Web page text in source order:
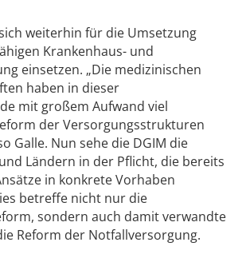
weiterhin für die Umsetzung
Krankenhaus- und
einsetzen. „Die medizinischen
haben in dieser
mit großem Aufwand viel
der Versorgungsstrukturen
Galle. Nun sehe die DGIM die
Ländern in der Pflicht, die bereits
in konkrete Vorhaben
betreffe nicht nur die
sondern auch damit verwandte
Reform der Notfallversorgung.